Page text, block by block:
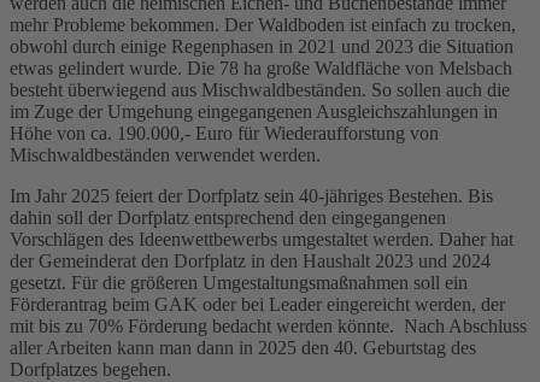
mehr Probleme bekommen. Der Waldboden ist einfach zu trocken,
obwohl durch einige Regenphasen in 2021 und 2023 die Situation
etwas gelindert wurde. Die 78 ha große Waldfläche von Melsbach
besteht überwiegend aus Mischwaldbeständen. So sollen auch die
im Zuge der Umgehung eingegangenen Ausgleichszahlungen in
Höhe von ca. 190.000,- Euro für Wiederaufforstung von
Mischwaldbeständen verwendet werden.
Im Jahr 2025 feiert der Dorfplatz sein 40-jähriges Bestehen. Bis
dahin soll der Dorfplatz entsprechend den eingegangenen
Vorschlägen des Ideenwettbewerbs umgestaltet werden. Daher hat
der Gemeinderat den Dorfplatz in den Haushalt 2023 und 2024
gesetzt. Für die größeren Umgestaltungsmaßnahmen soll ein
Förderantrag beim GAK oder bei Leader eingereicht werden, der
mit bis zu 70% Förderung bedacht werden könnte. Nach Abschluss
aller Arbeiten kann man dann in 2025 den 40. Geburtstag des
Dorfplatzes begehen.